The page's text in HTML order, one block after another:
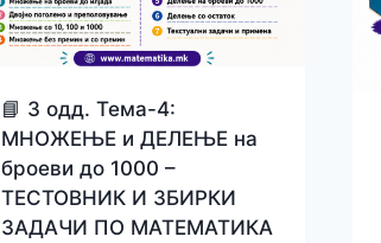
📘 3 одд. Тема-4:
МНОЖЕЊЕ и ДЕЛЕЊЕ на
броеви до 1000 –
ТЕСТОВНИК И ЗБИРКИ
ЗАДАЧИ ПО МАТЕМАТИКА